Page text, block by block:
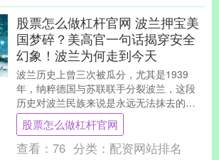
股票怎么做杠杆官网 波兰押宝美
国梦碎？美高官一句话揭穿安全
幻象！波兰为何走到今天
波兰历史上曾三次被瓜分，尤其是1939
年，纳粹德国与苏联联手分裂波兰，这段
历史对波兰民族来说是永远无法抹去的屈
辱。这段创伤深深烙印在波兰人民心中，
使得他们对俄罗....
股票怎么做杠杆官网
查看： 76 分类： 配资网站排名